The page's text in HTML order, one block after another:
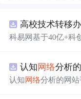
科易网基于40亿+科
新领域的AI+数智化
智能化发展。
认知 网络分析的网
认知网络分析的网站